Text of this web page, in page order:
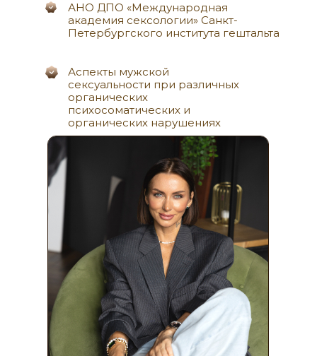
АНО ДПО «‎Международная
академия сексологии» Санкт-
Петербургского института гештальта
Аспекты мужской
сексуальности при различных
органических
психосоматических и
органических нарушениях